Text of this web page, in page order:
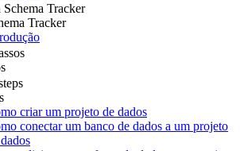
Schema Tracker
Tracker
criar um projeto de dados
conectar um banco de dados a um projeto